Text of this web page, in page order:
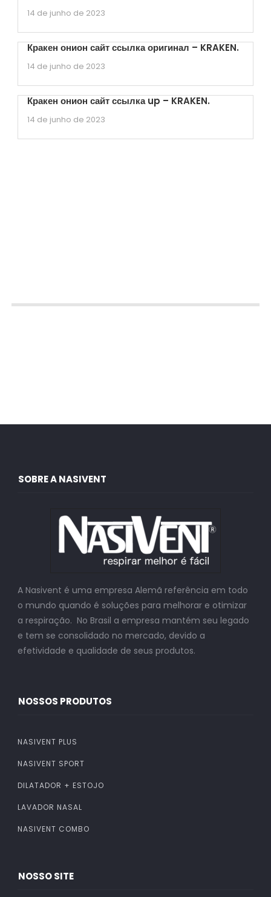
14 de junho de 2023
Кракен онион сайт ссылка оригинал – KRAKEN.
14 de junho de 2023
Кракен онион сайт ссылка up – KRAKEN.
14 de junho de 2023
SOBRE A NASIVENT
A Nasivent é uma empresa Alemã referência em todo
o mundo quando é soluções para melhorar e otimizar
a respiração. No Brasil a empresa mantém seu legado
e tem se consolidado no mercado, devido a
efetividade e qualidade de seus produtos.
NOSSOS PRODUTOS
NASIVENT PLUS
NASIVENT SPORT
DILATADOR + ESTOJO
LAVADOR NASAL
NASIVENT COMBO
NOSSO SITE